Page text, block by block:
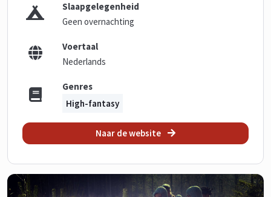
Slaapgelegenheid
Geen overnachting
Voertaal
Nederlands
Genres
High-fantasy
Naar de website